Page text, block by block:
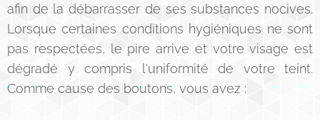
afin de la débarrasser de ses substances nocives.
Lorsque certaines conditions hygiéniques ne sont
pas respectées, le pire arrive et votre visage est
dégradé y compris l'uniformité de votre teint.
Comme cause des boutons, vous avez :